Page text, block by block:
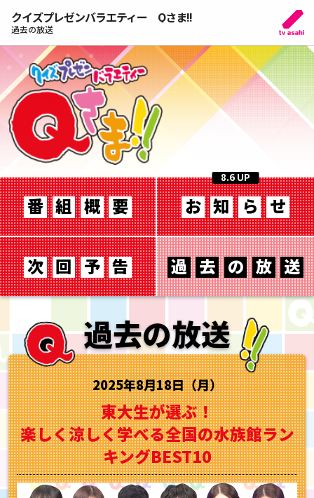
クイズプレゼンバラエティー Qさま!!
過去の放送
番 組 概 要 お 知 ら せ
8.6 UP
次 回 予 告 過 去 の 放 送
過去の放送
2025年8月18日（月）
東大生が選ぶ！
楽しく涼しく学べる全国の水族館ラン
キングBEST10